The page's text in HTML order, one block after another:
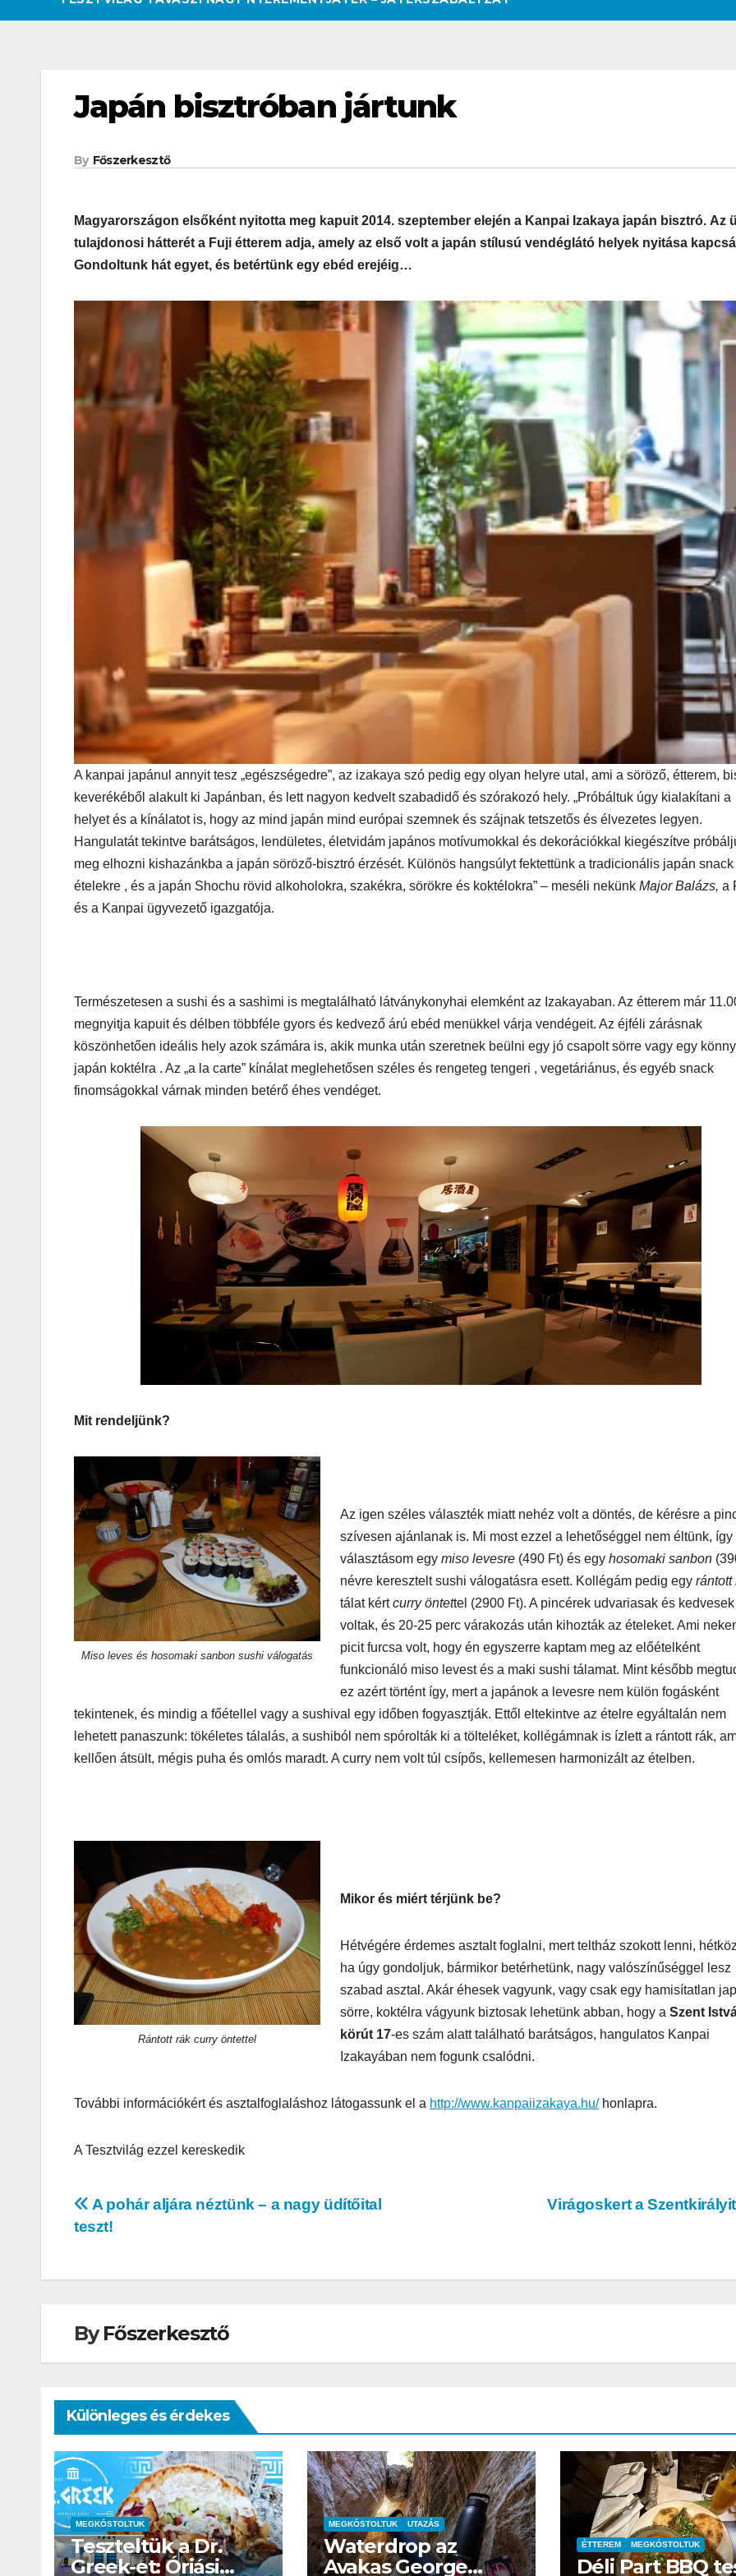
Japán bisztróban jártunk
By Főszerkesztő
Magyarországon elsőként nyitotta meg kapuit 2014. szeptember elején a Kanpai Izakaya japán bisztró. Az
tulajdonosi hátterét a Fuji étterem adja, amely az első volt a japán stílusú vendéglátó helyek nyitása
Gondoltunk hát egyet, és betértünk egy ebéd erejéig…
A kanpai japánul annyit tesz „egészségedre”, az izakaya szó pedig egy olyan helyre utal, ami a söröző, étterem,
keverékéből alakult ki Japánban, és lett nagyon kedvelt szabadidő és szórakozó hely. „Próbáltuk úgy kialakítani a
helyet és a kínálatot is, hogy az mind japán mind európai szemnek és szájnak tetszetős és élvezetes legyen.
Hangulatát tekintve barátságos, lendületes, életvidám japános motívumokkal és dekorációkkal kiegészítve
meg elhozni kishazánkba a japán söröző-bisztró érzését. Különös hangsúlyt fektettünk a tradicionális japán snack
ételekre , és a japán Shochu rövid alkoholokra, szakékra, sörökre és koktélokra” – meséli nekünk Major Balázs, a
és a Kanpai ügyvezető igazgatója.
Természetesen a sushi és a sashimi is megtalálható látványkonyhai elemként az Izakayaban. Az étterem már
megnyitja kapuit és délben többféle gyors és kedvező árú ebéd menükkel várja vendégeit. Az éjféli zárásnak
köszönhetően ideális hely azok számára is, akik munka után szeretnek beülni egy jó csapolt sörre vagy egy
japán koktélra . Az „a la carte” kínálat meglehetősen széles és rengeteg tengeri , vegetáriánus, és egyéb snack
finomságokkal várnak minden betérő éhes vendéget.
Mit rendeljünk?
Miso leves és hosomaki sanbon sushi válogatás
Az igen széles választék miatt nehéz volt a döntés, de kérésre a
szívesen ajánlanak is. Mi most ezzel a lehetőséggel nem éltünk, így
választásom egy miso levesre (490 Ft) és egy hosomaki sanbon
névre keresztelt sushi válogatásra esett. Kollégám pedig egy rántott
tálat kértcurry öntettel (2900 Ft). A pincérek udvariasak és kedvesek
voltak, és 20-25 perc várakozás után kihozták az ételeket. Ami
picit furcsa volt, hogy én egyszerre kaptam meg az előételként
funkcionáló miso levest és a maki sushi tálamat. Mint később
ez azért történt így, mert a japánok a levesre nem külön fogásként
tekintenek, és mindig a főétellel vagy a sushival egy időben fogyasztják. Ettől eltekintve az ételre egyáltalán nem
lehetett panaszunk: tökéletes tálalás, a sushiból nem spórolták ki a tölteléket, kollégámnak is ízlett a rántott rák,
kellően átsült, mégis puha és omlós maradt. A curry nem volt túl csípős, kellemesen harmonizált az ételben.
Rántott rák curry öntettel
Mikor és miért térjünk be?
Hétvégére érdemes asztalt foglalni, mert teltház szokott lenni,
ha úgy gondoljuk, bármikor betérhetünk, nagy valószínűséggel lesz
szabad asztal. Akár éhesek vagyunk, vagy csak egy hamisítatlan
sörre, koktélra vágyunk biztosak lehetünk abban, hogy a Szent
körút 17-es szám alatt található barátságos, hangulatos Kanpai
Izakayában nem fogunk csalódni.
További információkért és asztalfoglaláshoz látogassunk el a http://www.kanpaiizakaya.hu/honlapra.
A Tesztvilág ezzel kereskedik
Bejegyzés
Virágoskert a
A pohár aljára néztünk – a nagy üdítőital
teszt!
ByFőszerkesztő
Különleges és érdekes
MEGKÓSTOLTUK
Teszteltük a Dr.
Greek-et: Óriási
MEGKÓSTOLTUK UTAZÁS
Waterdrop az
Avakas George
ÉTTEREM MEGKÓSTOLTUK
Déli Part BBQ
CSAJOK
Korres-
Szépségápolá
s a Forró Nyári
Hőségben
CSAJOK SZÉPSÉG
SUPERHAIR-
keratinos
hőillesztés
CSAJOK SMINK
meg
MEGKÓSTOLTUK
Teszteltük a
Dr. Greek-et:
Óriási girosz
és kellemes
szívében
MEGKÓSTOLTUK UTAZÁS
Waterdrop az
Avakas
George
ÉTTEREM
Déli
teszt
AUDIO MŰSZAKI
Thermaltake
ARGENT H5
RGB 7.1
Surround
Gaming
– amikor a
játék tényleg
megszólal
AUDIO MŰSZAKI
Sony WH-
1000XM6 teszt
– amikor a zaj
egyszerűen
eltűnik
Endorfy
Solum
Onyx
A bőröndöd új
sztárja
EGÉSZSÉG ÉNIDŐ NEKÜNK BEJÖTT
Te tudsz
újraéleszteni?
CSAJOK
Korres-
s a
KGt Musso EV
erő arany
Pan America
IT MŰSZAKI IT MŰSZAKI IT MŰSZAKI